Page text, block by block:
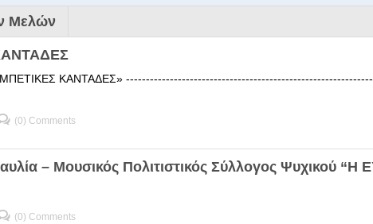
της Στέγης Ελληνικών
Χορωδίας της Στέγης Ελληνικών Χορωδιών Βιωματική
Μελών
ΚΑΝΤΑΔΕΣ»
(0) Comments
– Μουσικός Πολιτιστικός Σύλλογος Ψυχικού “Η
(0) Comments